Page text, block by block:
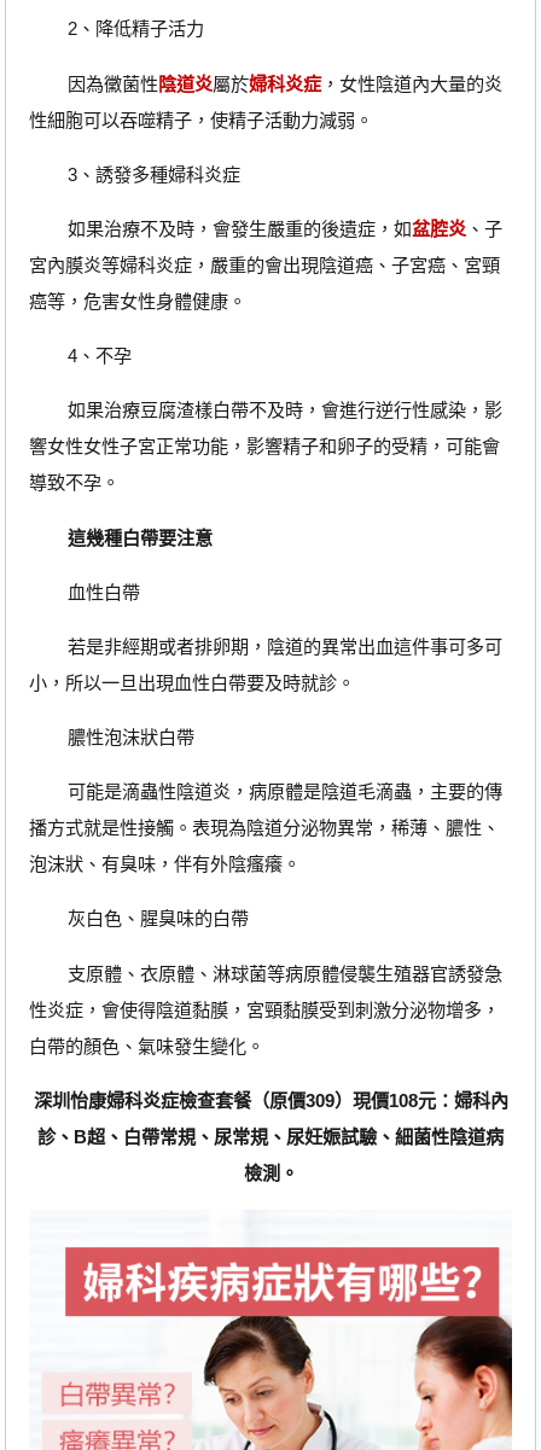
2、降低精子活力
因為黴菌性陰道炎屬於婦科炎症，女性陰道內大量的炎
性細胞可以吞噬精子，使精子活動力減弱。
3、誘發多種婦科炎症
如果治療不及時，會發生嚴重的後遺症，如盆腔炎、子
宮內膜炎等婦科炎症，嚴重的會出現陰道癌、子宮癌、宮頸
癌等，危害女性身體健康。
4、不孕
如果治療豆腐渣樣白帶不及時，會進行逆行性感染，影
響女性女性子宮正常功能，影響精子和卵子的受精，可能會
導致不孕。
這幾種白帶要注意
血性白帶
若是非經期或者排卵期，陰道的異常出血這件事可多可
小，所以一旦出現血性白帶要及時就診。
膿性泡沫狀白帶
可能是滴蟲性陰道炎，病原體是陰道毛滴蟲，主要的傳
播方式就是性接觸。表現為陰道分泌物異常，稀薄、膿性、
泡沫狀、有臭味，伴有外陰瘙癢。
灰白色、腥臭味的白帶
支原體、衣原體、淋球菌等病原體侵襲生殖器官誘發急
性炎症，會使得陰道黏膜，宮頸黏膜受到刺激分泌物增多，
白帶的顏色、氣味發生變化。
深圳怡康婦科炎症檢查套餐（原價309）現價108元：婦科內
診、B超、白帶常規、尿常規、尿妊娠試驗、細菌性陰道病
檢測。